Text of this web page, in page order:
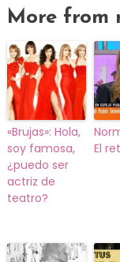
More from
«Brujas»: Hola,
soy famosa,
¿puedo ser
actriz de
teatro?
El